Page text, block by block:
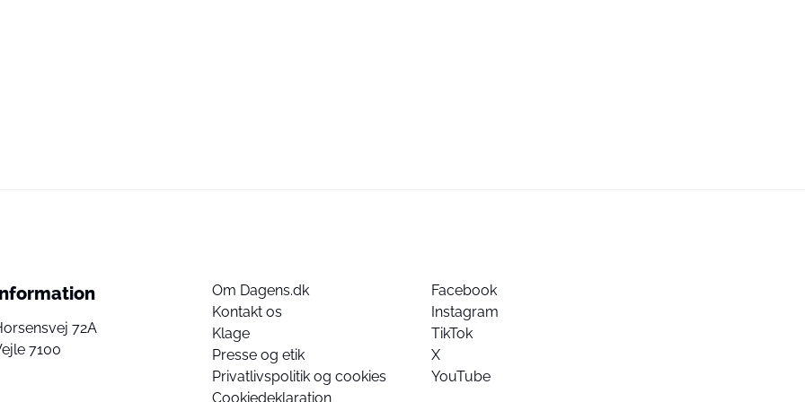
72A
7100
Om Dagens.dk
Kontakt os
Klage
Presse og etik
Privatlivspolitik og cookies
Cookiedeklaration
Facebook
Instagram
TikTok
X
YouTube